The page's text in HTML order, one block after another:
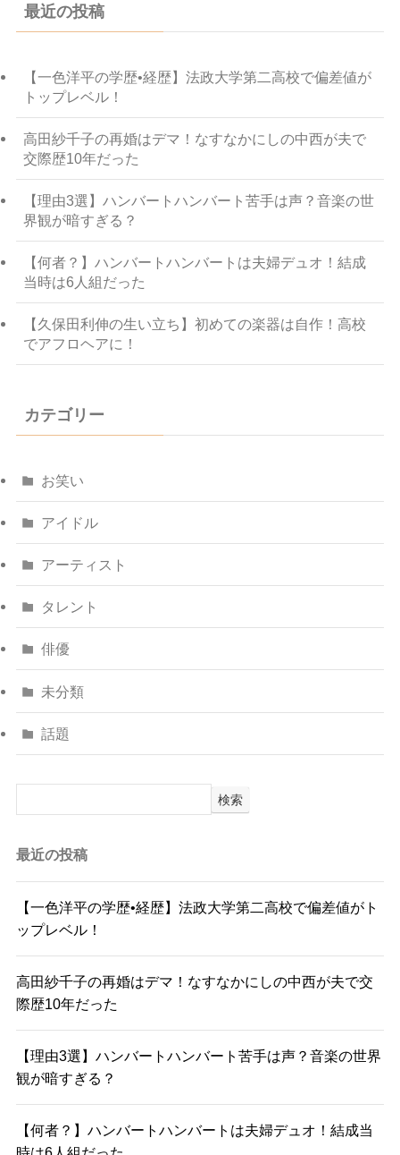
最近の投稿
【一色洋平の学歴•経歴】法政大学第二高校で偏差値が
トップレベル！
高田紗千子の再婚はデマ！なすなかにしの中西が夫で
交際歴10年だった
【理由3選】ハンバートハンバート苦手は声？音楽の世
界観が暗すぎる？
【何者？】ハンバートハンバートは夫婦デュオ！結成
当時は6人組だった
【久保田利伸の生い立ち】初めての楽器は自作！高校
でアフロヘアに！
カテゴリー
お笑い
アイドル
アーティスト
タレント
俳優
未分類
話題
検索
最近の投稿
【一色洋平の学歴•経歴】法政大学第二高校で偏差値がト
ップレベル！
高田紗千子の再婚はデマ！なすなかにしの中西が夫で交
際歴10年だった
【理由3選】ハンバートハンバート苦手は声？音楽の世界
観が暗すぎる？
【何者？】ハンバートハンバートは夫婦デュオ！結成当